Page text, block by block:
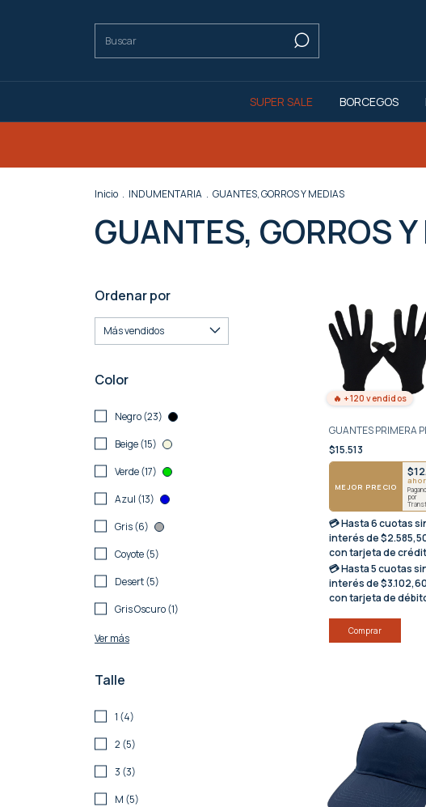
SUPER SALE BORCEGOS
Inicio . INDUMENTARIA . GUANTES, GORROS Y MEDIAS
GUANTES, GORROS
Ordenar por
Color
Negro (23)
Beige (15)
Verde (17)
Azul (13)
Gris (6)
Coyote (5)
Desert (5)
Gris Oscuro (1)
Ver más
Talle
1 (4)
2 (5)
3 (3)
M (5)
🔥 +120 vendidos
GUANTES PRIMERA
$15.513
MEJOR PRECIO
por
💳 Hasta6 cuotas
interésde
con tarjeta de
💳 Hasta5 cuotas
interésde $3.102,60
con tarjeta de
Comprar